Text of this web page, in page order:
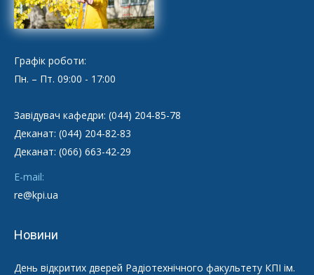
Графік роботи:
Пн. – Пт. 09:00 - 17:00
Завідувач кафедри: (044) 204-85-78
Деканат: (044) 204-82-83
Деканат: (066) 663-42-29
E-mail:
re@kpi.ua
Новини
День відкритих дверей Радіотехнічного факультету КПІ ім.